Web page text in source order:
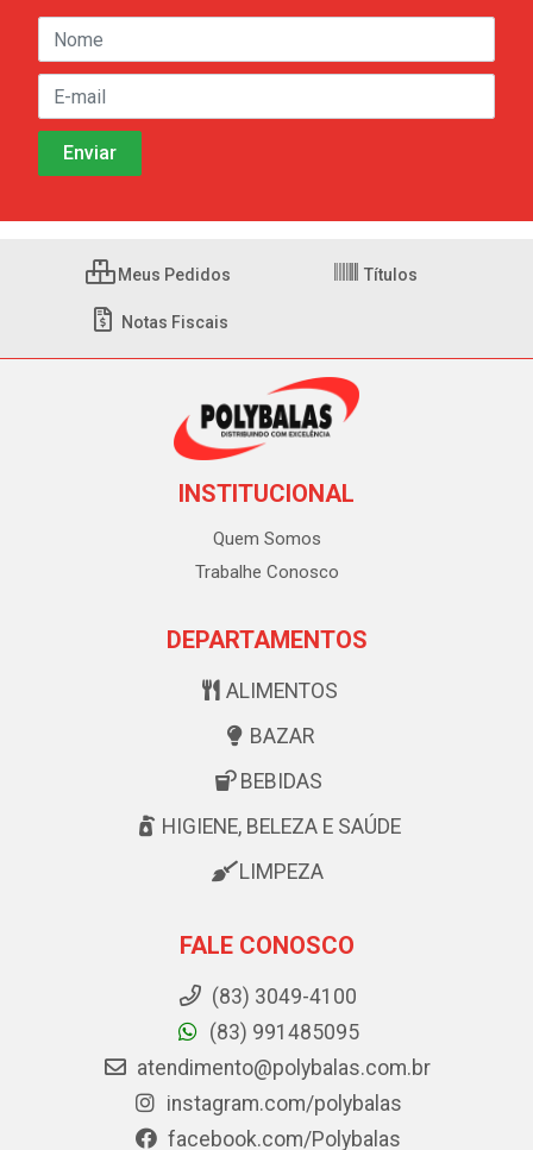
Meus Pedidos Títulos
Notas Fiscais
INSTITUCIONAL
Quem Somos
Trabalhe Conosco
DEPARTAMENTOS
ALIMENTOS
BAZAR
BEBIDAS
HIGIENE, BELEZA E SAÚDE
LIMPEZA
FALE CONOSCO
(83) 3049-4100
(83) 991485095
atendimento@polybalas.com.br
instagram.com/polybalas
facebook.com/Polybalas